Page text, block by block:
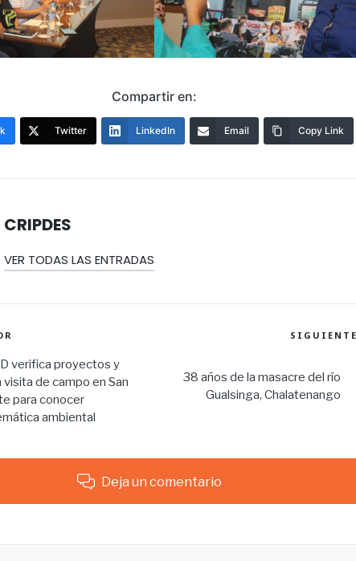
Compartir en:
Twitter LinkedIn Email Copy Link
CRIPDES
VER TODAS LAS ENTRADAS
verifica proyectos y
visita de campo en San
para conocer
ambiental
38 años de la masacre del río
Gualsinga, Chalatenango
Deja un comentario